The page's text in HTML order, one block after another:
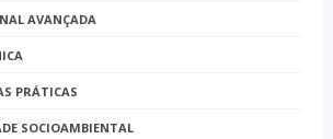
AVANÇADA
PRÁTICAS
SOCIOAMBIENTAL